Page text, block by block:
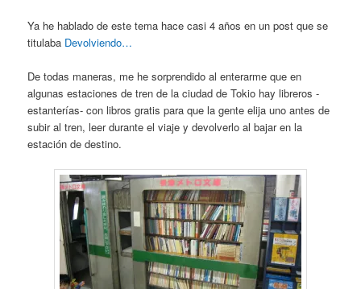
Ya he hablado de este tema hace casi 4 años en un post que se
titulaba Devolviendo…
De todas maneras, me he sorprendido al enterarme que en
algunas estaciones de tren de la ciudad de Tokio hay libreros -
estanterías- con libros gratis para que la gente elija uno antes de
subir al tren, leer durante el viaje y devolverlo al bajar en la
estación de destino.